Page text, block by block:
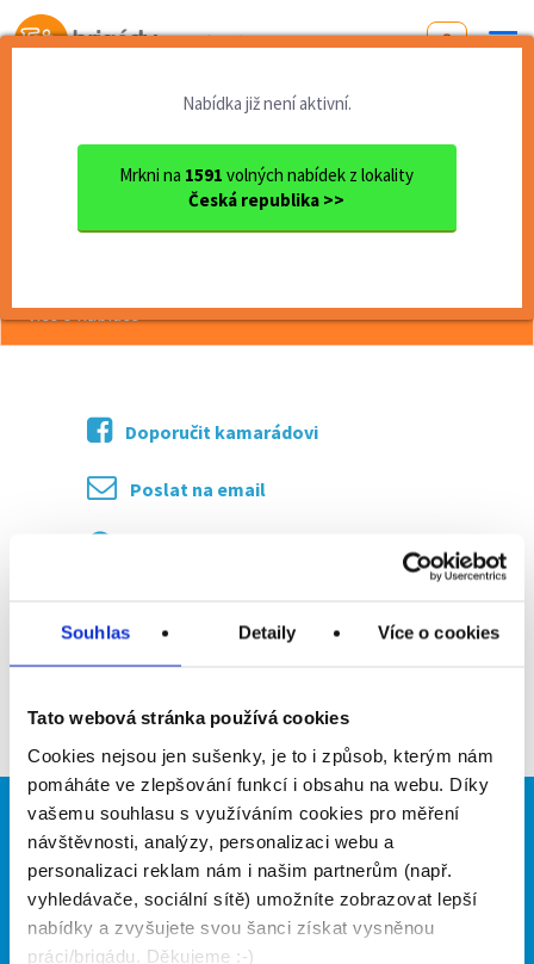
Souhlas Detaily Více o cookies
Tato webová stránka používá cookies
Cookies nejsou jen sušenky, je to i způsob, kterým nám
pomáháte ve zlepšování funkcí i obsahu na webu. Díky
vašemu souhlasu s využíváním cookies pro měření
návštěvnosti, analýzy, personalizaci webu a
personalizaci reklam nám i našim partnerům (např.
vyhledávače, sociální sítě) umožníte zobrazovat lepší
nabídky a zvyšujete svou šanci získat vysněnou
práci/brigádu. Děkujeme :-)
Od první brigády
Nabídka již není aktivní.
Mrkni na 1591 volných nabídek z lokality
Česká republika >>
Jihomoravský kraj okres Brno
Obsluha příjemné vinárny
Obsluha příjemné vinárny
více o nabídce >>
Doporučit kamarádovi
Poslat na email
Brigádníci
Články
Hledané brigády
Firmy
Vložit inzerát
Ceník
Propagace